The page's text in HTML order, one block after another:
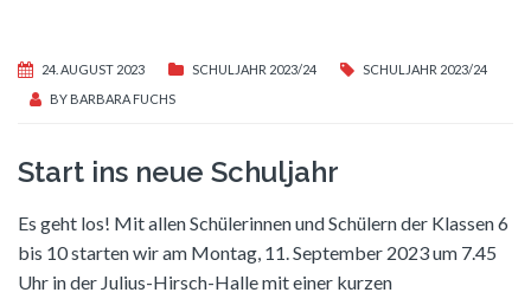
24. AUGUST 2023 SCHULJAHR 2023/24
SCHULJAHR 2023/24
BY BARBARA FUCHS
Start ins neue Schuljahr
Es geht los! Mit allen Schülerinnen und Schülern der Klassen 6
bis 10 starten wir am Montag, 11. September 2023 um 7.45
Uhr in der Julius-Hirsch-Halle mit einer kurzen